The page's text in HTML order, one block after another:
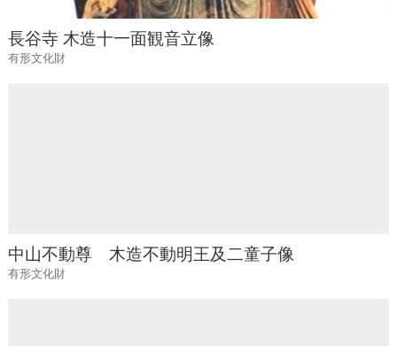
長谷寺 木造十一面観音立像
有形文化財
中山不動尊 木造不動明王及二童子像
有形文化財